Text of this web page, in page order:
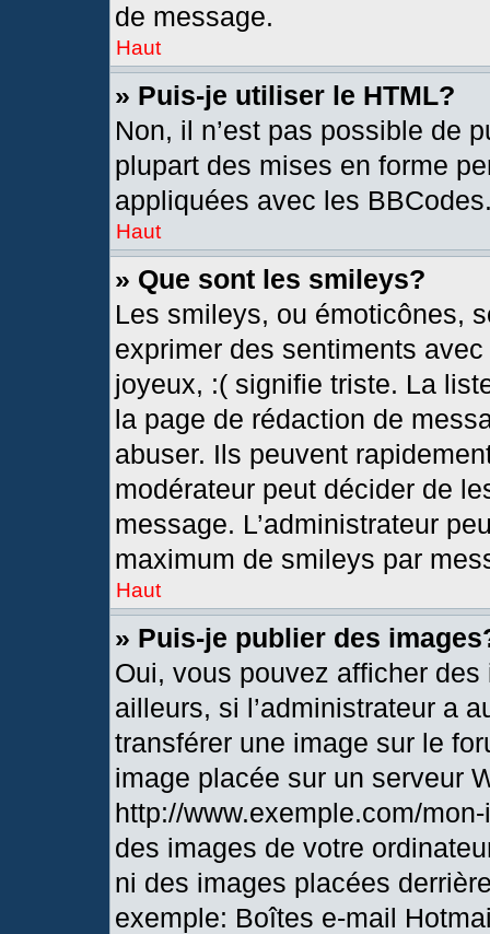
de message.
Haut
» Puis-je utiliser le HTML?
Non, il n’est pas possible de
plupart des mises en forme
appliquées avec les
Haut
» Que sont les smileys?
Les smileys, ou émoticônes,
exprimer des sentiments
joyeux, :( signifie triste. La
la page de rédaction de
abuser. Ils peuvent
modérateur peut décider de
message. L’administrateur
maximum de smileys par
Haut
» Puis-je publier des
Oui, vous pouvez afficher
ailleurs, si l’administrateur a
transférer une image sur le
image placée sur un serveur
http://www.exemple.com/
des images de votre
ni des images placées
exemple: Boîtes e-mail